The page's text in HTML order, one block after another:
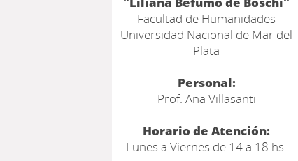
Facultad de Humanidades
Universidad Nacional de Mar del
Plata
Personal:
Prof. Ana Villasanti
Horario de Atención:
Lunes a Viernes de 14 a 18 hs.